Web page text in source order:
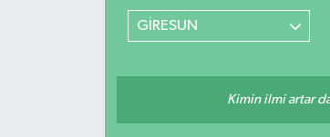
GİRESUN
Kimin ilmi artar